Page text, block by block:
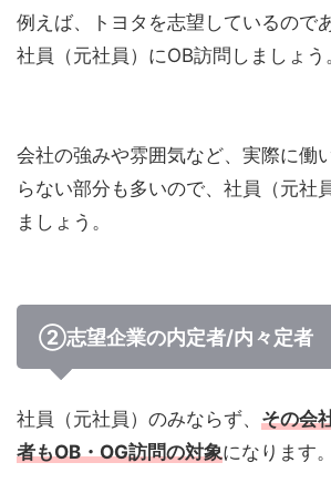
例えば、トヨタを志望しているので
社員（元社員）にOB訪問しましょう
会社の強みや雰囲気など、実際に働
らない部分も多いので、社員（元社
ましょう。
②志望企業の内定者/内々定者
社員（元社員）のみならず、 その会
者もOB・OG訪問の対象になります。